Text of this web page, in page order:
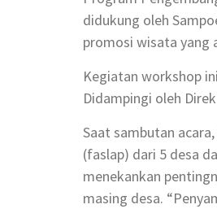
didukung oleh
promosi wisata yang
Kegiatan workshop
Didampingi oleh
Saat sambutan
(faslap) dari 5 desa
menekankan
masing desa.